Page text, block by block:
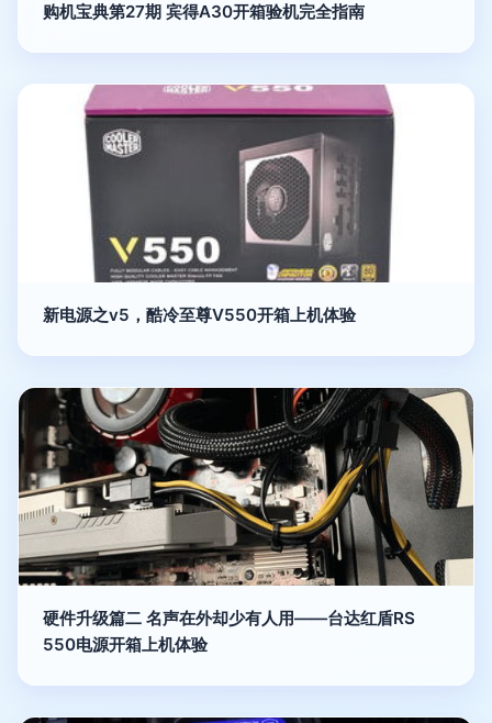
购机宝典第27期 宾得A30开箱验机完全指南
新电源之v5，酷冷至尊V550开箱上机体验
硬件升级篇二 名声在外却少有人用——台达红盾RS
550电源开箱上机体验